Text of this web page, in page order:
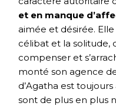
et en manque
aimée et désirée.
célibat et la solitude,
compenser et
monté son agence
d’Agatha est
sont de plus en plus